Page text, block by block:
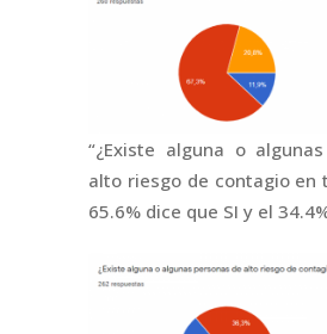
“¿Existe alguna o
alto riesgo de contagio en
65.6% dice que SI y el